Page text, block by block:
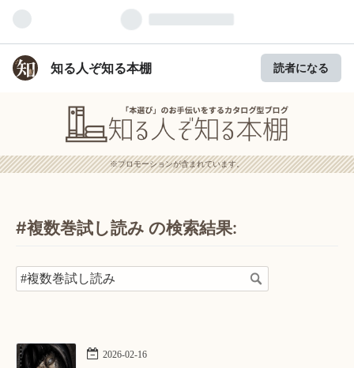
知る人ぞ知る本棚 読者になる
※プロモーションが含まれています。
#複数巻試し読み の検索結果:
2026-02-16